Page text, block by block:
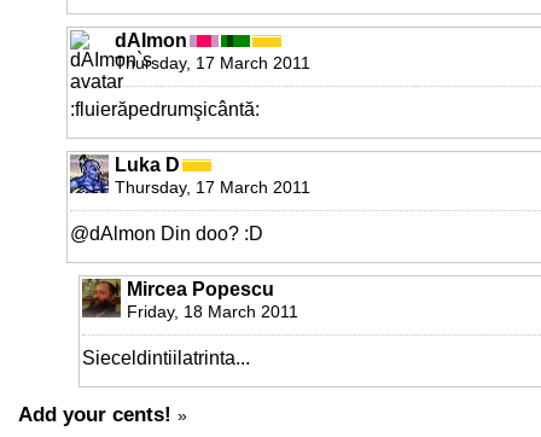
dAImon
Thursday, 17 March 2011
:fluierăpedrumşicântă:
Luka D
Thursday, 17 March 2011
@dAlmon Din doo? :D
Mircea Popescu
Friday, 18 March 2011
Sieceldintiilatrinta...
Add your cents! »